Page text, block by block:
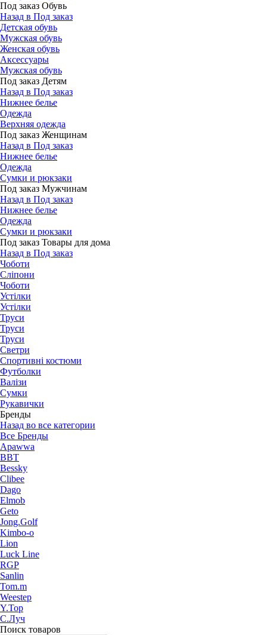
Под заказ Обувь
Назад в Под заказ
Детская обувь
Мужская обувь
Женская обувь
Аксессуары
Мужская обувь
Под заказ Детям
Назад в Под заказ
Нижнее белье
Одежда
Верхняя одежда
Под заказ Женщинам
Назад в Под заказ
Нижнее белье
Одежда
Сумки и рюкзаки
Под заказ Мужчинам
Назад в Под заказ
Нижнее белье
Одежда
Сумки и рюкзаки
Под заказ Товары для дома
Назад в Под заказ
Чоботи
Сліпони
Чоботи
Устілки
Устілки
Труси
Труси
Труси
Светри
Спортивні костюми
Футболки
Валізи
Сумки
Рукавички
Бренды
Назад во все категории
Все Бренды
Apawwa
BBT
Bessky
Clibee
Dago
Elmob
Geto
Jong.Golf
Kimbo-o
Lion
Luck Line
RGP
Sanlin
Tom.m
Weestep
Y.Top
С.Луч
Поиск товаров